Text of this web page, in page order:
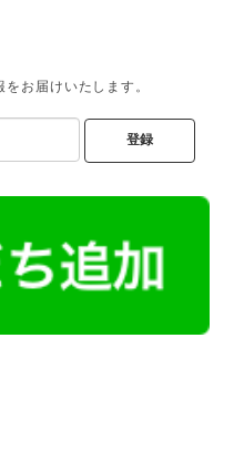
お届けいたします。
登録